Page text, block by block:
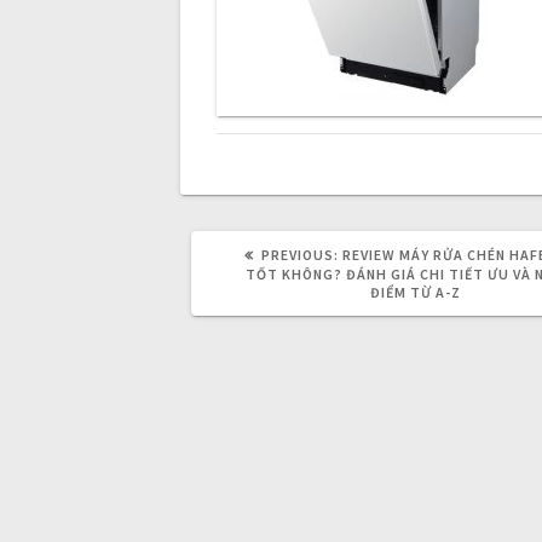
v
i
g
PREVIOUS: P
R
REVIEW MÁY RỬA CHÉN
TỐT KHÔNG? ĐÁNH GIÁ CHI TIẾT ƯU VÀ
ĐIỂM TỪ A-Z